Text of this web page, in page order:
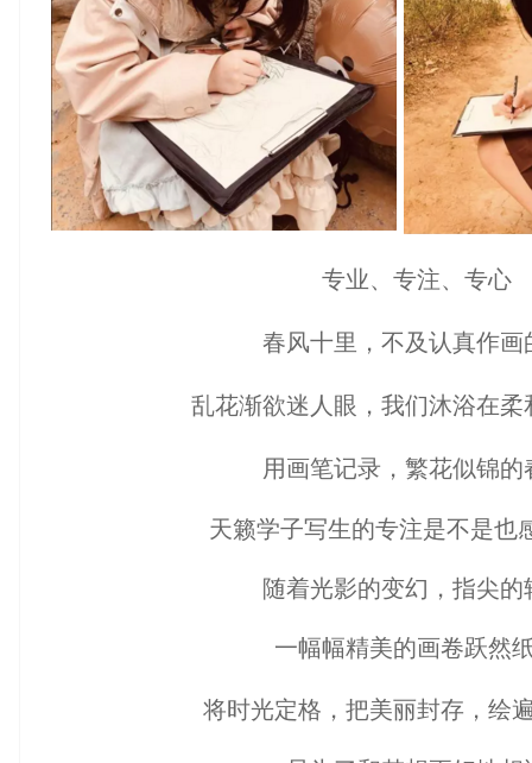
专业、专注、专心
春风十里，不及认真作画
乱花渐欲迷人眼， 我们沐浴在柔
用画笔记录， 繁花似锦的
天籁学子写生的专注是不是也
随着光影的变幻，指尖的
一幅幅精美的画卷跃然
将时光定格，把美丽封存， 绘